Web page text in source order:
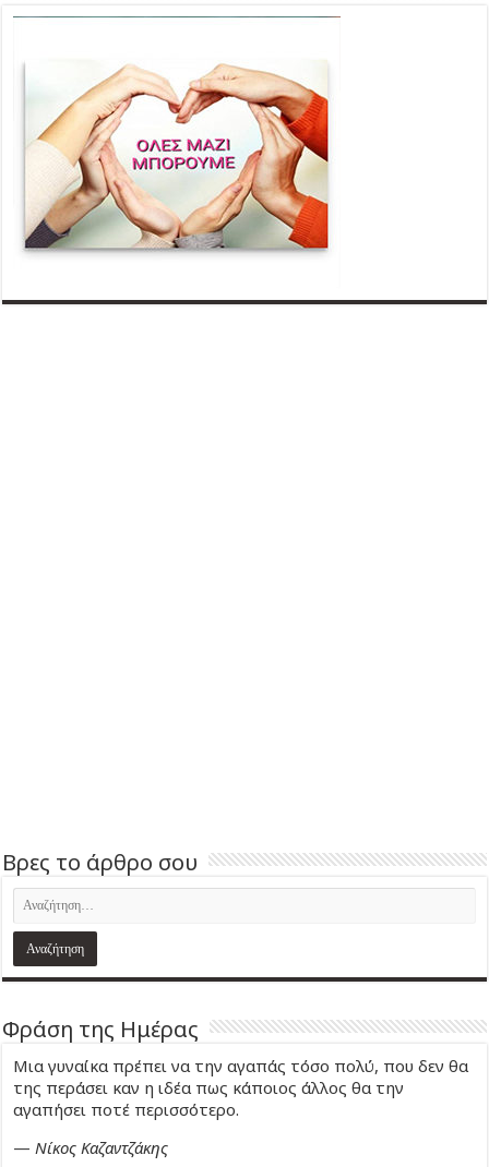
Βρες το άρθρο σου
Φράση της Ημέρας
Μια γυναίκα πρέπει να την αγαπάς τόσο πολύ, που δεν θα
της περάσει καν η ιδέα πως κάποιος άλλος θα την
αγαπήσει ποτέ περισσότερο.
—Νίκος Καζαντζάκης